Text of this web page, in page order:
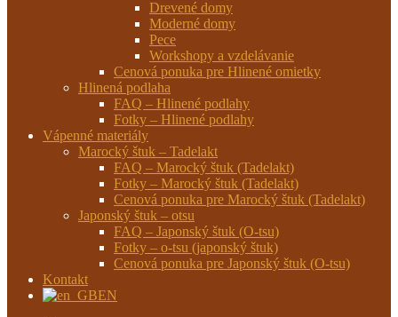
Drevené domy
Moderné domy
Pece
Workshopy a vzdelávanie
Cenová ponuka pre Hlinené omietky
Hlinená podlaha
FAQ – Hlinené podlahy
Fotky – Hlinené podlahy
Vápenné materiály
Marocký štuk – Tadelakt
FAQ – Marocký štuk (Tadelakt)
Fotky – Marocký štuk (Tadelakt)
Cenová ponuka pre Marocký štuk (Tadelakt)
Japonský štuk – otsu
FAQ – Japonský štuk (O-tsu)
Fotky – o-tsu (japonský štuk)
Cenová ponuka pre Japonský štuk (O-tsu)
Kontakt
EN